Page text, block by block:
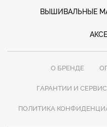
ВЫШИВАЛЬНЫЕ
О БРЕНДЕ
ГАРАНТИИ И СЕРВИС
ПОЛИТИКА